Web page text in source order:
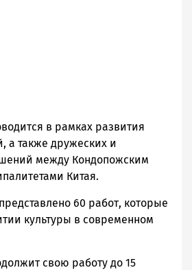
в рамках развития
а также дружеских и
между Кондопожским
Китая.
60 работ, которые
культуры в современном
свою работу до 15